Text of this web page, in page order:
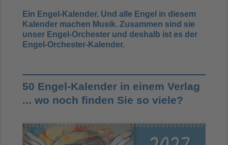
Ein Engel-Kalender. Und alle Engel in diesem
Kalender machen Musik. Zusammen sind sie
unser Engel-Orchester und deshalb ist es der
Engel-Orchester-Kalender.
50 Engel-Kalender in einem Verlag
... wo noch finden Sie so viele?